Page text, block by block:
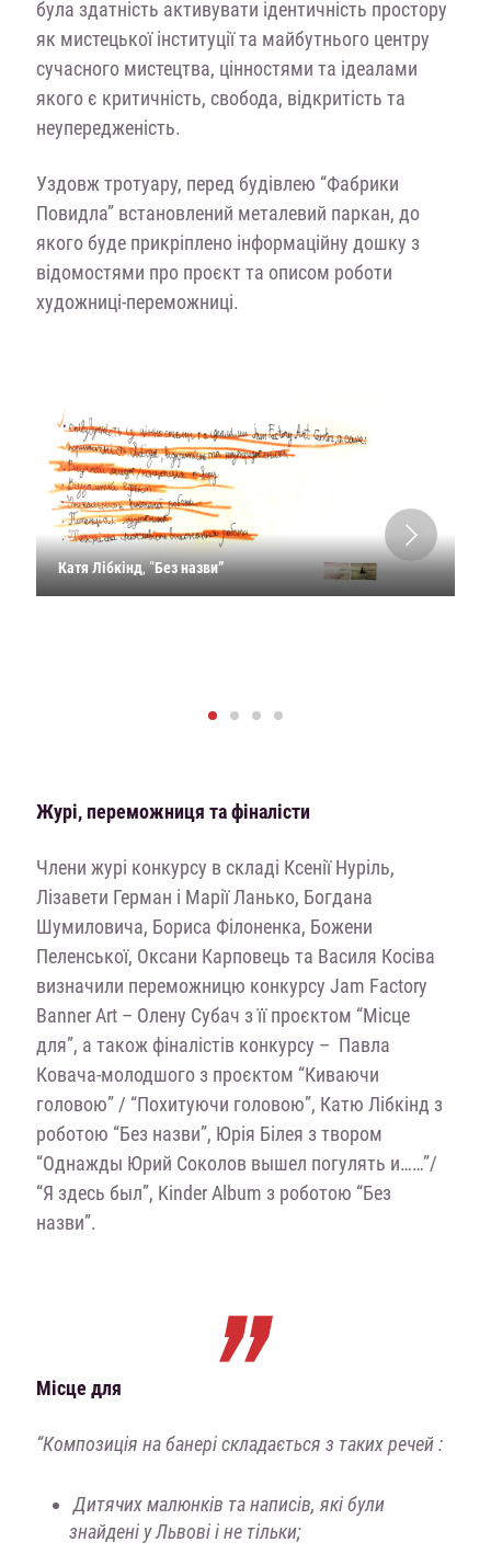
була здатність активувати ідентичність простору
як мистецької інституції та майбутнього центру
сучасного мистецтва, цінностями та ідеалами
якого є критичність, свобода, відкритість та
неупередженість.
Уздовж тротуару, перед будівлею “Фабрики
Повидла” встановлений металевий паркан, до
якого буде прикріплено інформаційну дошку з
відомостями про проєкт та описом роботи
художниці-переможниці.
Катя Лібкінд, “Без назви”
Журі, переможниця та фіналісти
Члени журі конкурсу в складі Ксенії Нуріль,
Лізавети Герман і Марії Ланько, Богдана
Шумиловича, Бориса Філоненка, Божени
Пеленської, Оксани Карповець та Василя Косіва
визначили переможницю конкурсу Jam Factory
Banner Art – Олену Субач з її проєктом “Місце
для”, а також фіналістів конкурсу – Павла
Ковача-молодшого з проєктом “Киваючи
головою” / “Похитуючи головою”, Катю Лібкінд з
роботою “Без назви”, Юрія Білея з твором
“Однажды Юрий Соколов вышел погулять и……”/
“Я здесь был”, Kinder Album з роботою “Без
назви”.
Місце для
“Композиція на банері складається з таких речей :
Дитячих малюнків та написів, які були
знайдені у Львові і не тільки;